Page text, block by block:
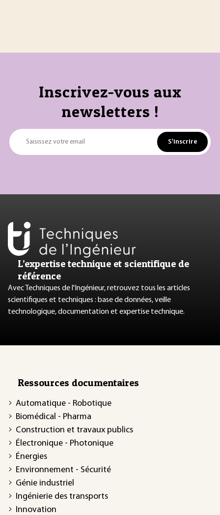
Inscrivez-vous aux
newsletters !
Saisissez votre email S'inscrire
L’expertise technique et scientifique de
référence
Avec Techniques de l'Ingénieur, retrouvez tous les articles
scientifiques et techniques : base de données, veille
technologique, documentation et expertise technique.
Ressources documentaires
Automatique - Robotique
Biomédical - Pharma
Construction et travaux publics
Électronique - Photonique
Énergies
Environnement - Sécurité
Génie industriel
Ingénierie des transports
Innovation